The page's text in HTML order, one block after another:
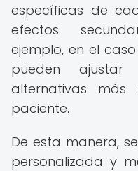
específicas de
efectos
ejemplo, en el
pueden
alternativas
paciente.
De esta manera,
personalizada y